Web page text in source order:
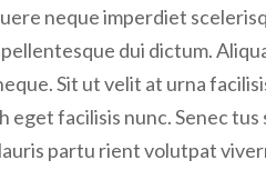
neque imperdiet
dui dictum.
Sit ut velit at urna
facilisis nunc. Senec
partu rient volutpat